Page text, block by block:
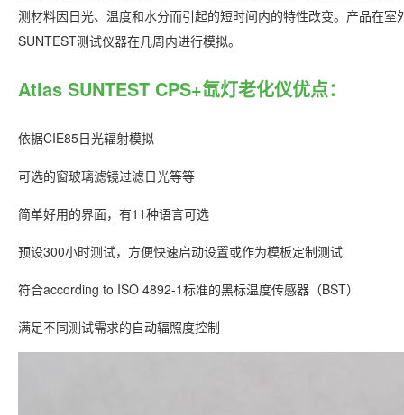
测材料因日光、温度和水分而引起的短时间内的特性改变。产品在
SUNTEST测试仪器在几周内进行模拟。
Atlas SUNTEST CPS+氙灯老化仪优点：
依据CIE85日光辐射模拟
可选的窗玻璃滤镜过滤日光等等
简单好用的界面，有11种语言可选
预设300小时测试，方便快速启动设置或作为模板定制测试
符合according to ISO 4892-1标准的黑标温度传感器（BST）
满足不同测试需求的自动辐照度控制